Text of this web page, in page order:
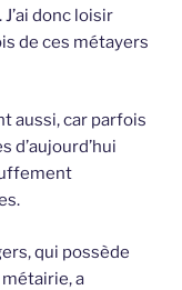
donc loisir
de ces métayers
aussi, car parfois
d’aujourd’hui
qui possède
métairie, a